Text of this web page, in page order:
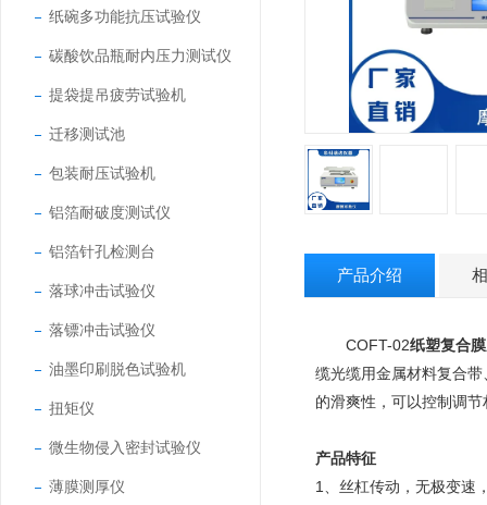
纸碗多功能抗压试验仪
碳酸饮品瓶耐内压力测试仪
提袋提吊疲劳试验机
迁移测试池
包装耐压试验机
铝箔耐破度测试仪
铝箔针孔检测台
落球冲击试验仪
落镖冲击试验仪
油墨印刷脱色试验机
扭矩仪
微生物侵入密封试验仪
薄膜测厚仪
产品介绍
COFT-02纸塑复合
缆光缆用金属材料复合
的滑爽性，可以控制调
产品特征
1、丝杠传动，无极变速